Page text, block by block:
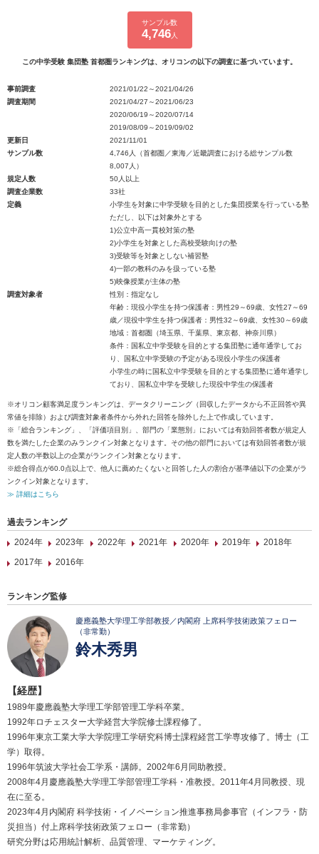
サンプル数
4,746人
この中学受験 集団塾 首都圏ランキングは、オリコンの以下の調査に基づいています。
事前調査
2021/01/22～2021/04/26
調査期間
2021/04/27～2021/06/23
2020/06/19～2020/07/14
2019/08/09～2019/09/02
更新日
2021/11/01
サンプル数
4,746人（首都圏／東海／近畿調査における総サンプル数
8,007人）
規定人数
50人以上
調査企業数
33社
定義
小学生を対象に中学受験を目的とした集団授業を行っている塾
ただし、以下は対象外とする
1)公立中高一貫校対策の塾
2)小学生を対象とした高校受験向けの塾
3)受験等を対象としない補習塾
4)一部の教科のみを扱っている塾
5)映像授業が主体の塾
調査対象者
性別：指定なし
年齢：現役小学生を持つ保護者：男性29～69歳、女性27～69
歳／現役中学生を持つ保護者：男性32～69歳、女性30～69歳
地域：首都圏（埼玉県、千葉県、東京都、神奈川県）
条件：国私立中学受験を目的とする集団塾に通年通学してお
り、国私立中学受験の予定がある現役小学生の保護者
小学生の時に国私立中学受験を目的とする集団塾に通年通学し
ており、国私立中学を受験した現役中学生の保護者
※オリコン顧客満足度ランキングは、データクリーニング（回収したデータから不正回答や異
常値を排除）および調査対象者条件から外れた回答を除外した上で作成しています。
※「総合ランキング」、「評価項目別」、部門の「業態別」においては有効回答者数が規定人
数を満たした企業のみランクイン対象となります。その他の部門においては有効回答者数が規
定人数の半数以上の企業がランクイン対象となります。
※総合得点が60.0点以上で、他人に薦めたくないと回答した人の割合が基準値以下の企業がラ
ンクイン対象となります。
≫ 詳細はこちら
過去ランキング
2024年
2023年 2022年 2021年 2020年 2019年
2018年
2017年
2016年
ランキング監修
慶應義塾大学理工学部教授／内閣府 上席科学技術政策フェロー
（非常勤）
鈴木秀男
【経歴】
1989年慶應義塾大学理工学部管理工学科卒業。
1992年ロチェスター大学経営大学院修士課程修了。
1996年東京工業大学大学院理工学研究科博士課程経営工学専攻修了。博士（工
学）取得。
1996年筑波大学社会工学系・講師。2002年6月同助教授。
2008年4月慶應義塾大学理工学部管理工学科・准教授。2011年4月同教授、現
在に至る。
2023年4月内閣府 科学技術・イノベーション推進事務局参事官（インフラ・防
災担当）付上席科学技術政策フェロー（非常勤）
研究分野は応用統計解析、品質管理、マーケティング。